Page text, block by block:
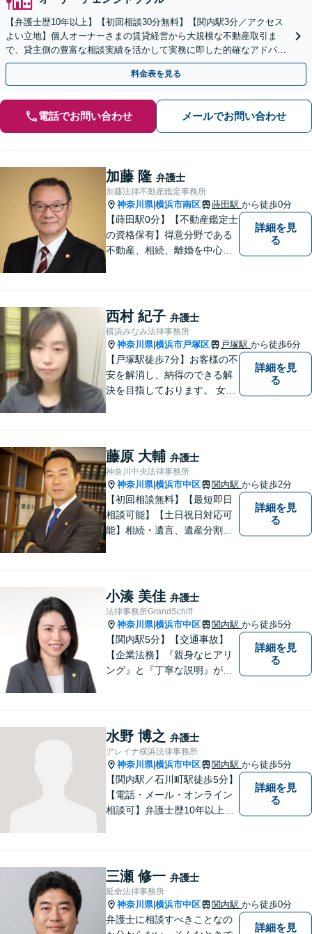
【弁護士歴10年以上】【初回相談30分無料】【関内駅3分／アクセス
よい立地】個人オーナーさまの賃貸経営から大規模な不動産取引ま
で、貸主側の豊富な相談実績を活かして実務に即した的確なアドバイ
スを提供「地域密着／他業種と連携」【WEB面談対応】
料金表を見る
電話でお問い合わせ メールでお問い合わせ
加藤 隆 弁護士
加藤法律不動産鑑定事務所
神奈川県|横浜市南区 蒔田駅 から徒歩0分
【蒔田駅0分】【不動産鑑定士
の資格保有】得意分野である
不動産、相続、離婚を中心に
り添った弁護活動を目指しま
す。 お困りの方はぜひご相談
ください。
詳細を見
る
西村 紀子 弁護士
横浜みなみ法律事務所
神奈川県|横浜市戸塚区 戸塚駅 から徒歩6分
【戸塚駅徒歩7分】お客様の不
安を解消し、納得のできる解
決を目指しております。 女性
は、離婚/相続/不動産・建築/
交通事故/消費者被害等です。
お気軽にご相談ください。
詳細を見
る
藤原 大輔 弁護士
神奈川中央法律事務所
神奈川県|横浜市中区 関内駅 から徒歩2分
【初回相談無料】【最短即日
相談可能】【土日祝日対応可
能】相続・遺言、遺産分割、
い。損のない、適切な、早期
解決方法をご提案し、事件解
決のため尽力いたします。
詳細を見
る
小湊 美佳 弁護士
法律事務所GrandSchiff
神奈川県|横浜市中区 関内駅 から徒歩5分
【関内駅5分】【交通事故】
【企業法務】『親身なヒアリ
ング』と『丁寧な説明』がモ
頼者様が安心して将来を過ご
せるようになるための支援を
いたします。
詳細を見
る
水野 博之 弁護士
アレイナ横浜法律事務所
神奈川県|横浜市中区 関内駅 から徒歩5分
【関内駅／石川町駅徒歩5分】
【電話・メール・オンライン
相談可】弁護士歴10年以上！
てまいります。まずはお気軽
にご相談を！【法テラス対応
可】
詳細を見
る
三瀬 修一 弁護士
延命法律事務所
神奈川県|横浜市中区 関内駅 から徒歩0分
弁護士に相談すべきことなの
詳細を見